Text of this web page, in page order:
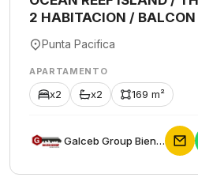
2 HABITACION / BALCON
Punta Pacifica
APARTAMENTO
x2 x2 169 m²
Galceb Group Bienes Raices